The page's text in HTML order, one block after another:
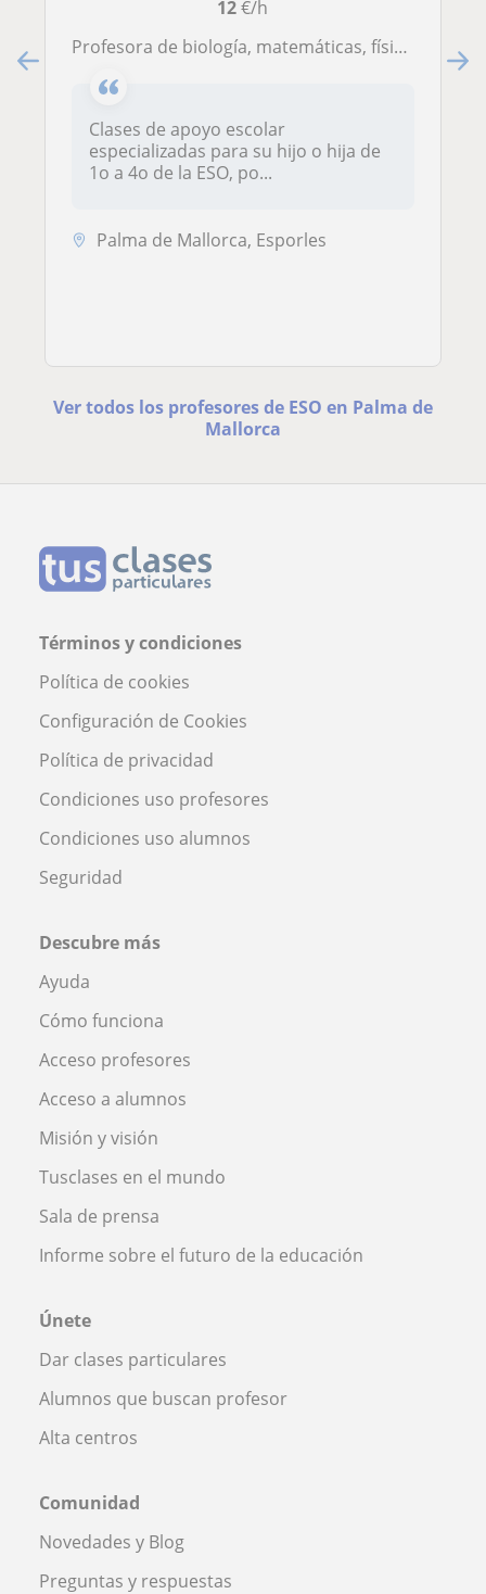
12€/h
Profesora de biología, matemáticas, física y química e inglés.
Clases de apoyo escolar
especializadas para su hijo o hija de
1o a 4o de la ESO, po...
Palma de Mallorca, Esporles
Ver todos los profesores de ESO en Palma de
Mallorca
Términos y condiciones
Política de cookies
Configuración de Cookies
Política de privacidad
Condiciones uso profesores
Condiciones uso alumnos
Seguridad
Descubre más
Ayuda
Cómo funciona
Acceso profesores
Acceso a alumnos
Misión y visión
Tusclases en el mundo
Sala de prensa
Informe sobre el futuro de la educación
Únete
Dar clases particulares
Alumnos que buscan profesor
Alta centros
Comunidad
Novedades y Blog
Preguntas y respuestas